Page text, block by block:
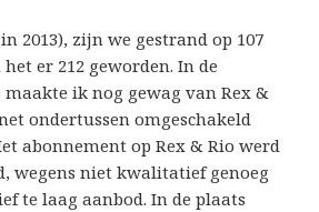
2013), zijn we gestrand op 107
er 212 geworden. In de
ik nog gewag van Rex &
ondertussen omgeschakeld
abonnement op Rex & Rio werd
wegens niet kwalitatief genoeg
te laag aanbod. In de plaats